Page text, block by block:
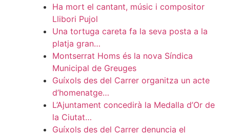
Ha mort el cantant, músic i compositor
Llibori Pujol
Una tortuga careta fa la seva posta a la
platja gran…
Montserrat Homs és la nova Síndica
Municipal de Greuges
Guíxols des del Carrer organitza un acte
d’homenatge…
L’Ajuntament concedirà la Medalla d’Or de
la Ciutat…
Guíxols des del Carrer denuncia el